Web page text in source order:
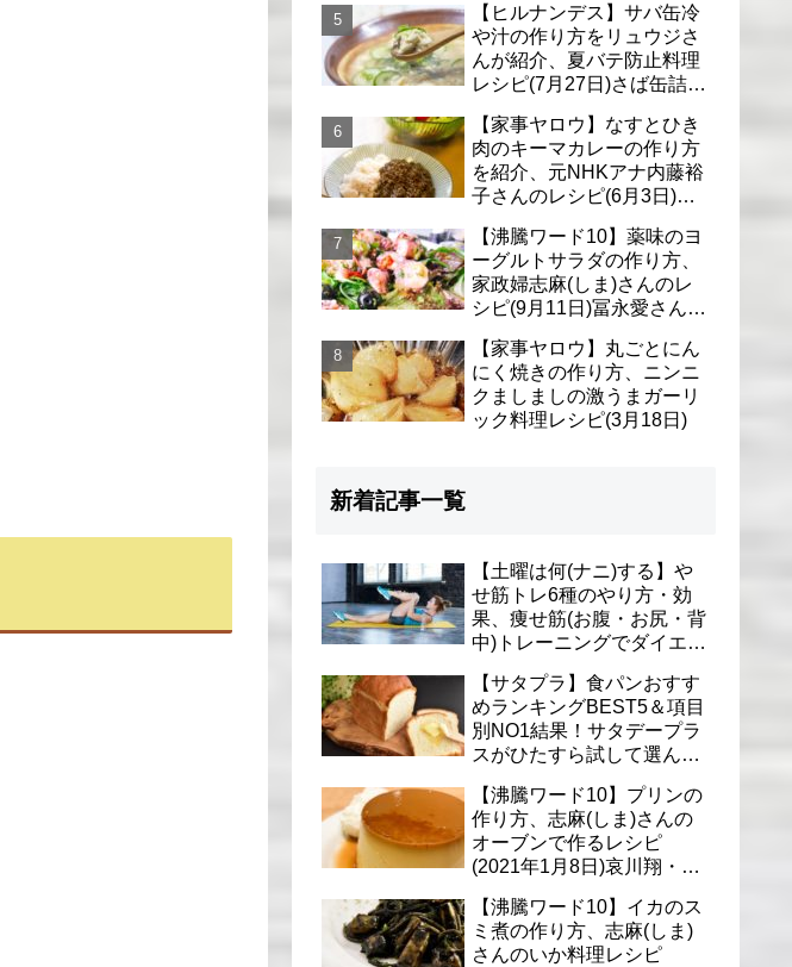
【ヒルナンデス】サバ缶冷
や汁の作り方をリュウジさ
んが紹介、夏バテ防止料理
レシピ(7月27日)さば缶詰で
【家事ヤロウ】なすとひき
肉のキーマカレーの作り方
を紹介、元NHKアナ内藤裕
子さんのレシピ(6月3日)リ
【沸騰ワード10】薬味のヨ
ーグルトサラダの作り方、
家政婦志麻(しま)さんのレ
シピ(9月11日)冨永愛さん＆
【家事ヤロウ】丸ごとにん
にく焼きの作り方、ニンニ
クましましの激うまガーリ
ック料理レシピ(3月18日)
新着記事一覧
【土曜は何(ナニ)する】や
せ筋トレ6種のやり方・効
果、痩せ筋(お腹・お尻・背
中)トレーニングでダイエッ
【サタプラ】食パンおすす
めランキングBEST5＆項目
別NO1結果！サタデープラ
スがひたすら試して選んだ
【沸騰ワード10】プリンの
作り方、志麻(しま)さんの
オーブンで作るレシピ
(2021年1月8日)哀川翔・滝
理
【沸騰ワード10】イカのス
ミ煮の作り方、志麻(しま)
さんのいか料理レシピ